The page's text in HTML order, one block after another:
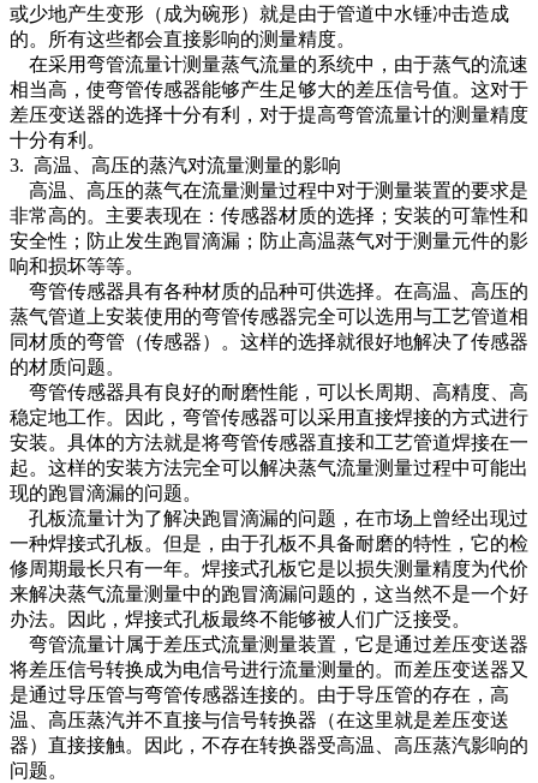
或少地产生变形（成为碗形）就是由于管道中水锤冲击造成
的。所有这些都会直接影响的测量精度。
在采用弯管流量计测量蒸气流量的系统中，由于蒸气的流速
相当高，使弯管传感器能够产生足够大的差压信号值。这对于
差压变送器的选择十分有利，对于提高弯管流量计的测量精度
十分有利。
3. 高温、高压的蒸汽对流量测量的影响
高温、高压的蒸气在流量测量过程中对于测量装置的要求是
非常高的。主要表现在：传感器材质的选择；安装的可靠性和
安全性；防止发生跑冒滴漏；防止高温蒸气对于测量元件的影
响和损坏等等。
弯管传感器具有各种材质的品种可供选择。在高温、高压的
蒸气管道上安装使用的弯管传感器完全可以选用与工艺管道相
同材质的弯管（传感器）。这样的选择就很好地解决了传感器
的材质问题。
弯管传感器具有良好的耐磨性能，可以长周期、高精度、高
稳定地工作。因此，弯管传感器可以采用直接焊接的方式进行
安装。具体的方法就是将弯管传感器直接和工艺管道焊接在一
起。这样的安装方法完全可以解决蒸气流量测量过程中可能出
现的跑冒滴漏的问题。
孔板流量计为了解决跑冒滴漏的问题，在市场上曾经出现过
一种焊接式孔板。但是，由于孔板不具备耐磨的特性，它的检
修周期最长只有一年。焊接式孔板它是以损失测量精度为代价
来解决蒸气流量测量中的跑冒滴漏问题的，这当然不是一个好
办法。因此，焊接式孔板最终不能够被人们广泛接受。
弯管流量计属于差压式流量测量装置，它是通过差压变送器
将差压信号转换成为电信号进行流量测量的。而差压变送器又
是通过导压管与弯管传感器连接的。由于导压管的存在，高
温、高压蒸汽并不直接与信号转换器（在这里就是差压变送
器）直接接触。因此，不存在转换器受高温、高压蒸汽影响的
问题。